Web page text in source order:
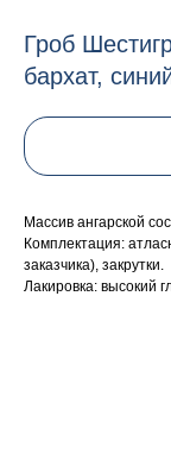
Гроб
бархат,
Массив ангарской
Комплектация:
заказчика), закрутки.
Лакировка: высокий